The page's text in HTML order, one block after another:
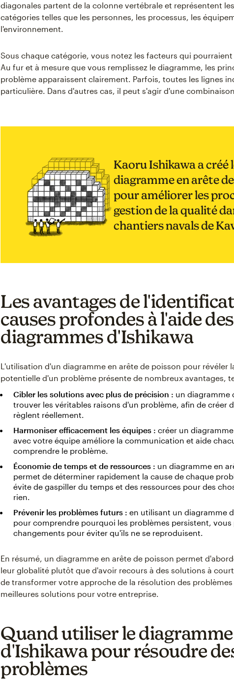
diagonales partent de la colonne vertébrale et représentent
catégories telles que les personnes, les processus, les
l'environnement.
Sous chaque catégorie, vous notez les facteurs qui
Au fur et à mesure que vous remplissez le diagramme, les
problème apparaissent clairement. Parfois, toutes les lignes
particulière. Dans d'autres cas, il peut s'agir d'une
Kaoru Ishikawa a créé
diagramme en arête
pour améliorer les
gestion de la qualité
chantiers navals de
Les avantages de
causes profondes à l'aide des
diagrammes d'Ishikawa
L'utilisation d'un diagramme en arête de poisson pour révéler
potentielle d'un problème présente de nombreux avantages,
Cibler les solutions avec plus de précision : un diagramme
trouver les véritables raisons d'un problème, afin de créer
règlent réellement.
Harmoniser efficacement les équipes : créer un
avec votre équipe améliore la communication et aide
comprendre le problème.
Économie de temps et de ressources : un diagramme en
permet de déterminer rapidement la cause de chaque
évite de gaspiller du temps et des ressources pour des
rien.
Prévenir les problèmes futurs : en utilisant un diagramme
pour comprendre pourquoi les problèmes persistent, vous
changements pour éviter qu'ils ne se reproduisent.
En résumé, un diagramme en arête de poisson permet
leur globalité plutôt que d'avoir recours à des solutions à
de transformer votre approche de la résolution des
meilleures solutions pour votre entreprise.
Quand utiliser le diagramme
d'Ishikawa pour résoudre
problèmes